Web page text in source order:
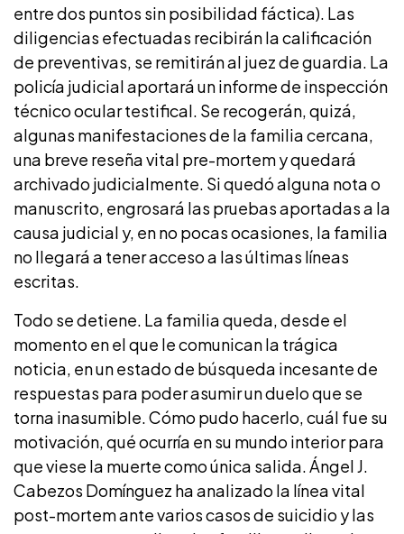
entre dos puntos sin posibilidad fáctica). Las
diligencias efectuadas recibirán la calificación
de preventivas, se remitirán al juez de guardia. La
policía judicial aportará un informe de inspección
técnico ocular testifical. Se recogerán, quizá,
algunas manifestaciones de la familia cercana,
una breve reseña vital pre-mortem y quedará
archivado judicialmente. Si quedó alguna nota o
manuscrito, engrosará las pruebas aportadas a la
causa judicial y, en no pocas ocasiones, la familia
no llegará a tener acceso a las últimas líneas
escritas.
Todo se detiene. La familia queda, desde el
momento en el que le comunican la trágica
noticia, en un estado de búsqueda incesante de
respuestas para poder asumir un duelo que se
torna inasumible. Cómo pudo hacerlo, cuál fue su
motivación, qué ocurría en su mundo interior para
que viese la muerte como única salida. Ángel J.
Cabezos Domínguez ha analizado la línea vital
post-mortem ante varios casos de suicidio y las